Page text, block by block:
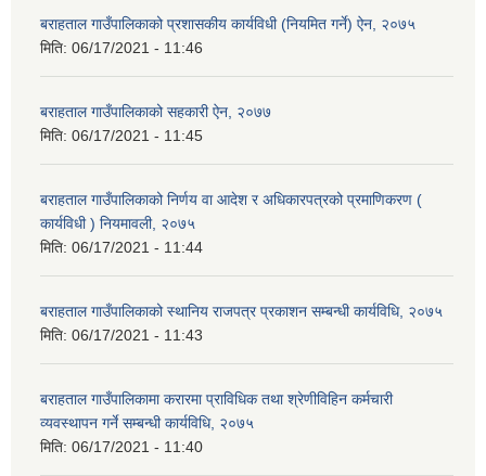
बराहताल गाउँपालिकाको प्रशासकीय कार्यविधी (नियमित गर्ने) ऐन, २०७५
मिति: 06/17/2021 - 11:46
बराहताल गाउँपालिकाको सहकारी ऐन, २०७७
मिति: 06/17/2021 - 11:45
बराहताल गाउँपालिकाको निर्णय वा आदेश र अधिकारपत्रको प्रमाणिकरण (
कार्यविधी ) नियमावली, २०७५
मिति: 06/17/2021 - 11:44
बराहताल गाउँपालिकाको स्थानिय राजपत्र प्रकाशन सम्बन्धी कार्यविधि, २०७५
मिति: 06/17/2021 - 11:43
बराहताल गाउँपालिकामा करारमा प्राविधिक तथा श्रेणीविहिन कर्मचारी
व्यवस्थापन गर्ने सम्बन्धी कार्यविधि, २०७५
मिति: 06/17/2021 - 11:40